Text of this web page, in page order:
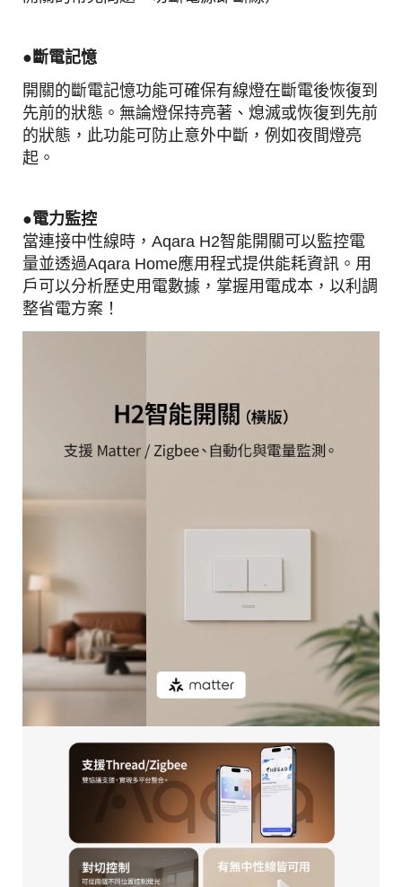
● 斷電記憶
開關的斷電記憶功能可確保有線燈在斷電後恢復到
先前的狀態。無論燈保持亮著、熄滅或恢復到先前
的狀態，此功能可防止意外中斷，例如夜間燈亮
起。
●電力監控
當連接中性線時，Aqara H2智能開關可以監控電
量並透過Aqara Home應用程式提供能耗資訊。用
戶可以分析歷史用電數據，掌握用電成本，以利調
整省電方案！